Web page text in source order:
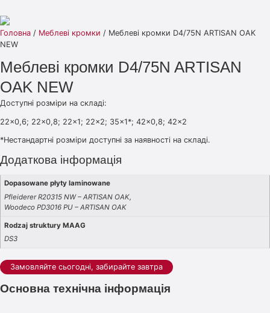
Головна / Меблеві кромки / Меблеві кромки D4/75N ARTISAN OAK
NEW
Меблеві кромки D4/75N ARTISAN
OAK NEW
Доступні розміри на складі:
22×0,6; 22×0,8; 22×1; 22×2; 35×1*; 42×0,8; 42×2
*Нестандартні розміри доступні за наявності на складі.
Додаткова інформація
Dopasowane płyty laminowane
Pfleiderer R20315 NW – ARTISAN OAK,
Woodeco PD3016 PU – ARTISAN OAK
Rodzaj struktury MAAG
DS3
Замовляйте сьогодні, забирайте завтра
Основна технічна інформація